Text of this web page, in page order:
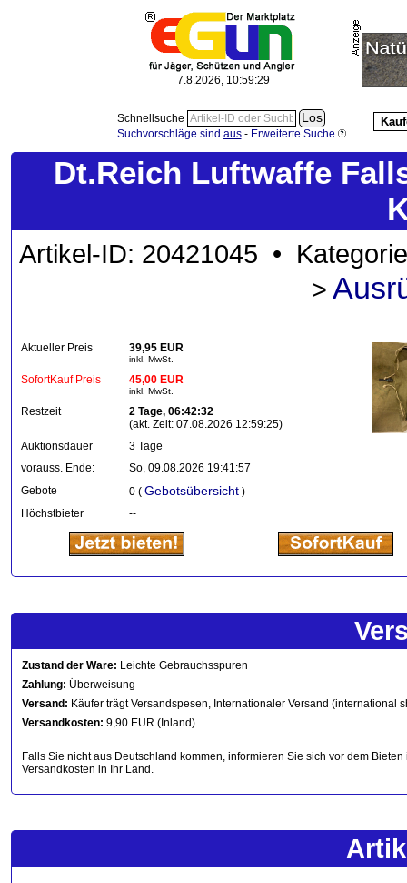
7.8.2026, 10:59:30
Schnellsuche
Suchvorschläge sind aus- Erweiterte Suche
Dt.Reich Luftwaffe
Artikel-ID: 20421045 •
>
Aktueller Preis 39,95 EUR
inkl. MwSt.
SofortKauf Preis 45,00 EUR
inkl. MwSt.
Restzeit
2 Tage, 06:42:32
(akt. Zeit: 07.08.2026 12:59:25)
Auktionsdauer
3 Tage
vorauss. Ende:
So, 09.08.2026 19:41:57
Gebote
0 ( Gebotsübersicht )
Höchstbieter
--
Zustand der Ware: Leichte Gebrauchsspuren
Zahlung: Überweisung
Versand: Käufer trägt Versandspesen, Internationaler Versand (international
Versandkosten: 9,90 EUR (Inland)
Falls Sie nicht aus Deutschland kommen, informieren Sie sich vor dem
Versandkosten in Ihr Land.